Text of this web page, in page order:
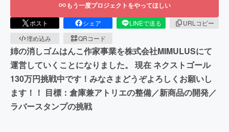
もう一度プロジェクトをやってほしい
ポスト シェア LINEで送る
URLコピー
埋め込み
QRコード
姉の消しゴムはんこ作家事業を株式会社MIMULUSにて
運営していくことになりました。 現在 ネクストゴール
130万円挑戦中です！みなさまどうぞよろしくお願いし
ます！！ 目標：倉庫兼アトリエの整備／新商品の開発／
ラバースタンプの挑戦